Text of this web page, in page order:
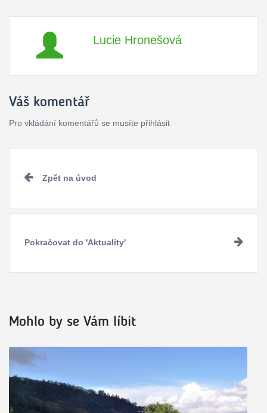
Lucie Hronešová
Váš komentář
Pro vkládání komentářů se musíte přihlásit
Pokračovat
čtení
Zpět na úvod
Pokračovat do 'Aktuality'
Mohlo by se Vám líbit